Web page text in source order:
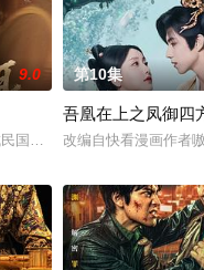
争后，国家蒙羞，张謇虽
9.0
国少夫人苏沐晚，醒来，却
第10集
吾凰在上之凤御四
改编自快看漫画作者